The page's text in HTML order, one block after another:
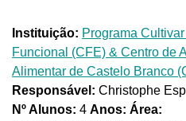
Instituição: Programa
Funcional (CFE) & Centro de
Alimentar de Castelo Branco
Responsável: Christophe
Nº Alunos: 4 Anos: Área: